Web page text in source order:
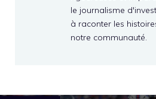
le journalisme
à raconter les
notre communauté.